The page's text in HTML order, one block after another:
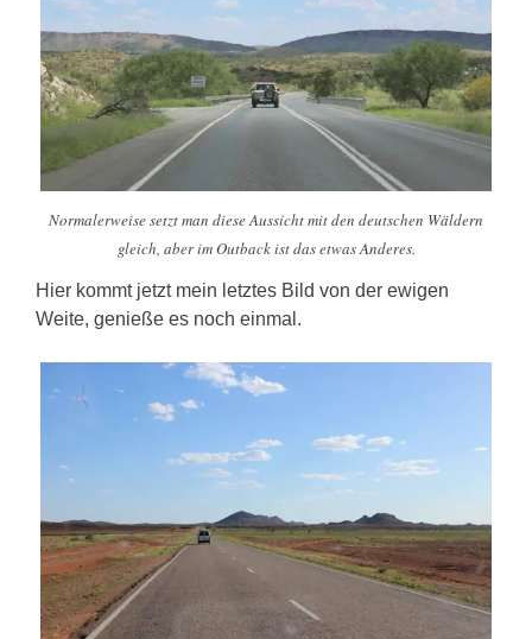
Normalerweise setzt man diese Aussicht mit den deutschen Wäldern
gleich, aber im Outback ist das etwas Anderes.
Hier kommt jetzt mein letztes Bild von der ewigen
Weite, genieße es noch einmal.